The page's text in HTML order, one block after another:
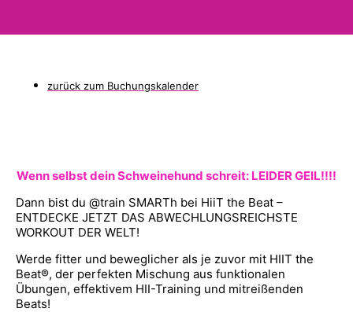
zurück zum Buchungskalender
Wenn selbst dein Schweinehund schreit: LEIDER GEIL!!!!
Dann bist du @train SMARTh bei HiiT the Beat –
ENTDECKE JETZT DAS ABWECHLUNGSREICHSTE
WORKOUT DER WELT!
Werde fitter und beweglicher als je zuvor mit HIIT the
Beat®, der perfekten Mischung aus funktionalen
Übungen, effektivem HII-Training und mitreißenden
Beats!